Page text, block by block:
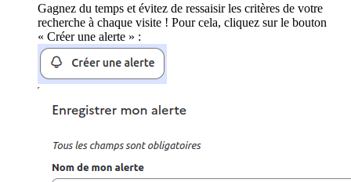
Gagnez du temps et évitez de ressaisir les critères de votre
recherche à chaque visite ! Pour cela, cliquez sur le bouton
« Créer une alerte » :